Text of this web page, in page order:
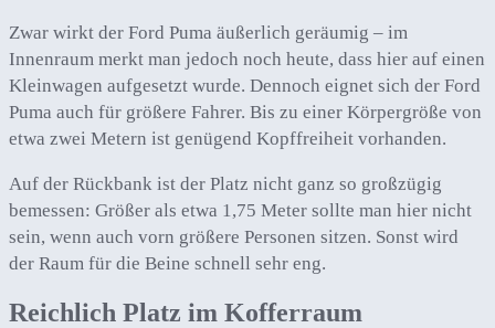
Zwar wirkt der Ford Puma äußerlich geräumig – im
Innenraum merkt man jedoch noch heute, dass hier auf einen
Kleinwagen aufgesetzt wurde. Dennoch eignet sich der Ford
Puma auch für größere Fahrer. Bis zu einer Körpergröße von
etwa zwei Metern ist genügend Kopffreiheit vorhanden.
Auf der Rückbank ist der Platz nicht ganz so großzügig
bemessen: Größer als etwa 1,75 Meter sollte man hier nicht
sein, wenn auch vorn größere Personen sitzen. Sonst wird
der Raum für die Beine schnell sehr eng.
Reichlich Platz im Kofferraum